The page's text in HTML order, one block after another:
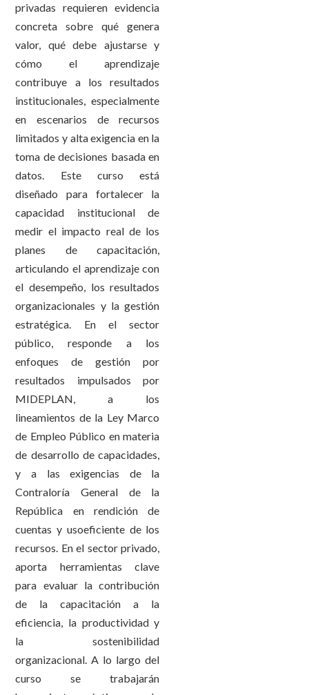
privadas requieren evidencia
concreta sobre qué genera
valor, qué debe ajustarse y
cómo el aprendizaje
contribuye a los resultados
institucionales, especialmente
en escenarios de recursos
limitados y alta exigencia en la
toma de decisiones basada en
datos. Este curso está
diseñado para fortalecer la
capacidad institucional de
medir el impacto real de los
planes de capacitación,
articulando el aprendizaje con
el desempeño, los resultados
organizacionales y la gestión
estratégica. En el sector
público, responde a los
enfoques de gestión por
resultados impulsados por
MIDEPLAN, a los
lineamientos de la Ley Marco
de Empleo Público en materia
de desarrollo de capacidades,
y a las exigencias de la
Contraloría General de la
República en rendición de
cuentas y usoeficiente de los
recursos. En el sector privado,
aporta herramientas clave
para evaluar la contribución
de la capacitación a la
eficiencia, la productividad y
la sostenibilidad
organizacional. A lo largo del
curso se trabajarán